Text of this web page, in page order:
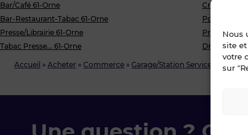
Nous
site
votre
sur
Accueil » Acheter » Commerce » Garage/Station Service Orne
Bar/Café 61-Orne
Bar-Restaurant-Tabac 61-Orne
Presse/Librairie 61-Orne
Tabac Presse... 61-Orne
Crèmerie/
Poissonnerie
Primeur/
Droit au